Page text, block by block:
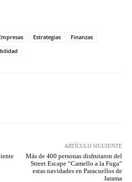
Estrategias
Finanzas
ARTÍCULO SIGUIENTE
Más de 400 personas disfrutaron del
Street Escape “Camello a la Fuga”
estas navidades en Paracuellos de
Jarama